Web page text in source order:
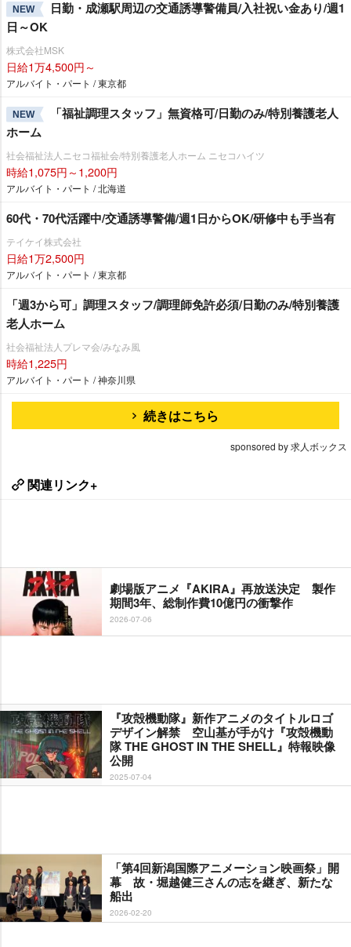
NEW
日勤・成瀬駅周辺の交通誘導警備員/入社祝い金あり/週1
日～OK
株式会社MSK
日給1万4,500円～
アルバイト・パート / 東京都
NEW
「福祉調理スタッフ」無資格可/日勤のみ/特別養護老人
ホーム
社会福祉法人ニセコ福祉会/特別養護老人ホーム ニセコハイツ
時給1,075円～1,200円
アルバイト・パート / 北海道
60代・70代活躍中/交通誘導警備/週1日からOK/研修中も手当有
テイケイ株式会社
日給1万2,500円
アルバイト・パート / 東京都
「週3から可」調理スタッフ/調理師免許必須/日勤のみ/特別養護
老人ホーム
社会福祉法人プレマ会/みなみ風
時給1,225円
アルバイト・パート / 神奈川県
続きはこちら
sponsored by 求人ボックス
関連リンク+
劇場版アニメ『AKIRA』再放送決定 製作
期間3年、総制作費10億円の衝撃作
2026-07-06
『攻殻機動隊』新作アニメのタイトルロゴ
デザイン解禁 空山基が手がけ『攻殻機動
隊 THE GHOST IN THE SHELL』特報映像
公開
2025-07-04
「第4回新潟国際アニメーション映画祭」開
幕 故・堀越健三さんの志を継ぎ、新たな
船出
2026-02-20